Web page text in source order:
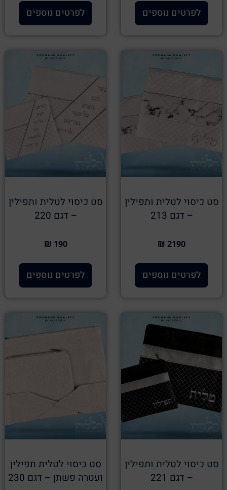
לפרטים נוספים לפרטים נוספים
סט כיסוי לטלית ותפילין
– דגם 213
2190 ₪
לפרטים נוספים
סט כיסוי לטלית ותפילין
– דגם 220
190 ₪
לפרטים נוספים
סט כיסוי לטלית ותפילין
– דגם 221
סט כיסוי לטלית תפילין
ועטרה פשתן – דגם 230